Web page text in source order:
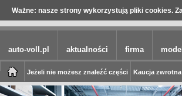
Ważne: nasze strony wykorzystują pliki cookies.
auto-voll.pl aktualności firma
Jeżeli nie możesz znaleźć części Kaucja